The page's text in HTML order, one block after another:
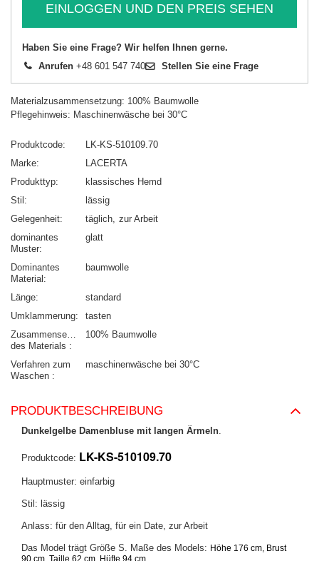
EINLOGGEN UND DEN PREIS SEHEN
Haben Sie eine Frage? Wir helfen Ihnen gerne.
Anrufen +48 601 547 740 Stellen Sie eine Frage
Materialzusammensetzung: 100% Baumwolle
Pflegehinweis: Maschinenwäsche bei 30°C
Produktcode
LK-KS-510109.70
Marke
LACERTA
Produkttyp
klassisches Hemd
Stil
lässig
Gelegenheit
täglich zur Arbeit
dominantes
Muster
glatt
Dominantes
Material
baumwolle
Länge
standard
Umklammerung
tasten
Zusammensetzung
des Materials
100% Baumwolle
Verfahren zum
Waschen
maschinenwäsche bei 30°C
PRODUKTBESCHREIBUNG
Dunkelgelbe Damenbluse mit langen Ärmeln.
Produktcode: LK-KS-510109.70
Hauptmuster: einfarbig
Stil: lässig
Anlass: für den Alltag, für ein Date, zur Arbeit
Das Model trägt Größe S. Maße des Models: Höhe 176 cm, Brust
.